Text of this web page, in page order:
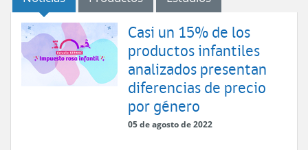
Casi un 15% de los
productos infantiles
analizados presentan
diferencias de precio
por género
05 de agosto de 2022